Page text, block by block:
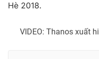
Hè 2018.
VIDEO: Thanos xuất